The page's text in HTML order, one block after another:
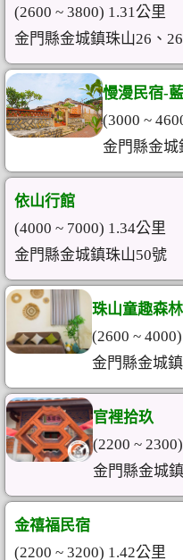
(2600 ~ 3800) 1.31公里
金門縣金城鎮珠山26、
慢漫民宿-
(3000 ~
金門縣金城
依山行館
(4000 ~ 7000) 1.34公里
金門縣金城鎮珠山50號
珠山童趣森林
(2600 ~
金門縣金城
官裡拾玖
(2200 ~
金門縣金城
金禧福民宿
(2200 ~ 3200) 1.42公里